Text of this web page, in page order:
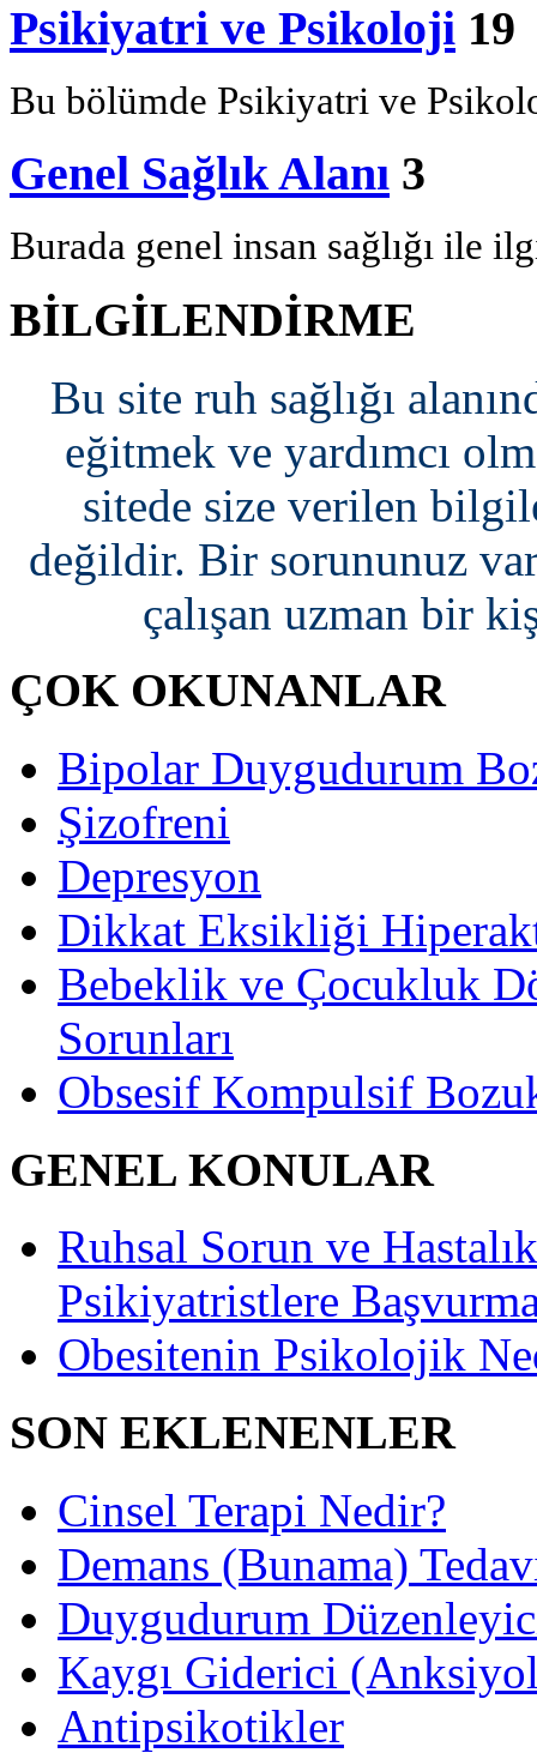
Psikiyatri ve Psikoloji 19
Bu bölümde Psikiyatri ve
Genel Sağlık Alanı 3
Burada genel insan sağlığı ile
BİLGİLENDİRME
Bu site ruh sağlığı
eğitmek ve yardımcı
sitede size verilen
değildir. Bir sorununuz
çalışan uzman bir
ÇOK OKUNANLAR
Bipolar Duygudurum
Şizofreni
Depresyon
Dikkat Eksikliği
Bebeklik ve Çocukluk
Sorunları
Obsesif Kompulsif
GENEL KONULAR
Ruhsal Sorun ve
Psikiyatristlere
Obesitenin Psikolojik
SON EKLENENLER
Cinsel Terapi Nedir?
Demans (Bunama)
Duygudurum
Kaygı Giderici
Antipsikotikler